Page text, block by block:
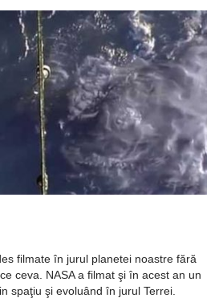
filmate în jurul planetei noastre fără
ceva. NASA a filmat şi în acest an un
spaţiu şi evoluând în jurul Terrei.